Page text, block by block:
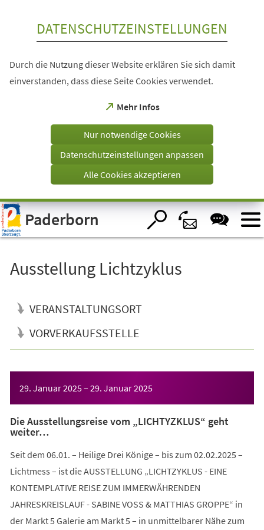
Visuelle
Assistenzsoftware
öffnen.
DATENSCHUTZEINSTELLUNGEN
Durch die Nutzung dieser Website erklären Sie sich damit
einverstanden, dass diese Seite Cookies verwendet.
Mehr Infos
(Öffnet
einem
Tab)
Nur notwendige Cookies
Datenschutzeinstellungen anpassen
Alle Cookies akzeptieren
Paderborn
Ausstellung Lichtzyklus
VERANSTALTUNGSORT
VORVERKAUFSSTELLE
29. Januar 2025– 29. Januar 2025
Die Ausstellungsreise vom „LICHTYZKLUS“ geht
weiter…
Seit dem 06.01. – Heilige Drei Könige – bis zum 02.02.2025 –
Lichtmess – ist die AUSSTELLUNG „LICHTZYKLUS - EINE
KONTEMPLATIVE REISE ZUM IMMERWÄHRENDEN
JAHRESKREISLAUF - SABINE VOSS & MATTHIAS GROPPE“ in
der Markt 5 Galerie am Markt 5 – in unmittelbarer Nähe zum